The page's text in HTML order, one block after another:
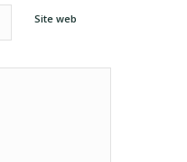
Site web